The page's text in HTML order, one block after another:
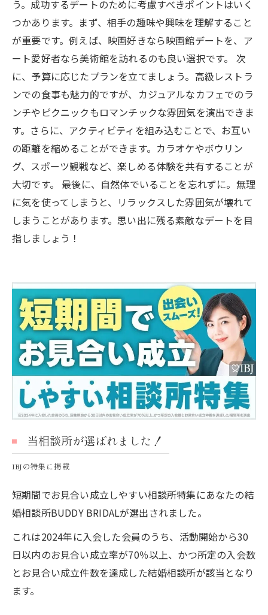
う。成功するデートのために考慮すべきポイントはいく
つかあります。まず、相手の趣味や興味を理解すること
が重要です。例えば、映画好きなら映画館デートを、ア
ート愛好者なら美術館を訪れるのも良い選択です。 次
に、予算に応じたプランを立てましょう。高級レストラ
ンでの食事も魅力的ですが、カジュアルなカフェでのラ
ンチやピクニックもロマンチックな雰囲気を演出できま
す。さらに、アクティビティを組み込むことで、お互い
の距離を縮めることができます。カラオケやボウリン
グ、スポーツ観戦など、楽しめる体験を共有することが
大切です。 最後に、自然体でいることを忘れずに。無理
に気を使ってしまうと、リラックスした雰囲気が壊れて
しまうことがあります。思い出に残る素敵なデートを目
指しましょう！
当相談所が選ばれました！
IBJの特集に掲載
短期間でお見合い成立しやすい相談所特集にあなたの結
婚相談所BUDDY BRIDALが選出されました。
これは2024年に入会した会員のうち、活動開始から30
日以内のお見合い成立率が70％以上、かつ所定の入会数
とお見合い成立件数を達成した結婚相談所が該当となり
ます。